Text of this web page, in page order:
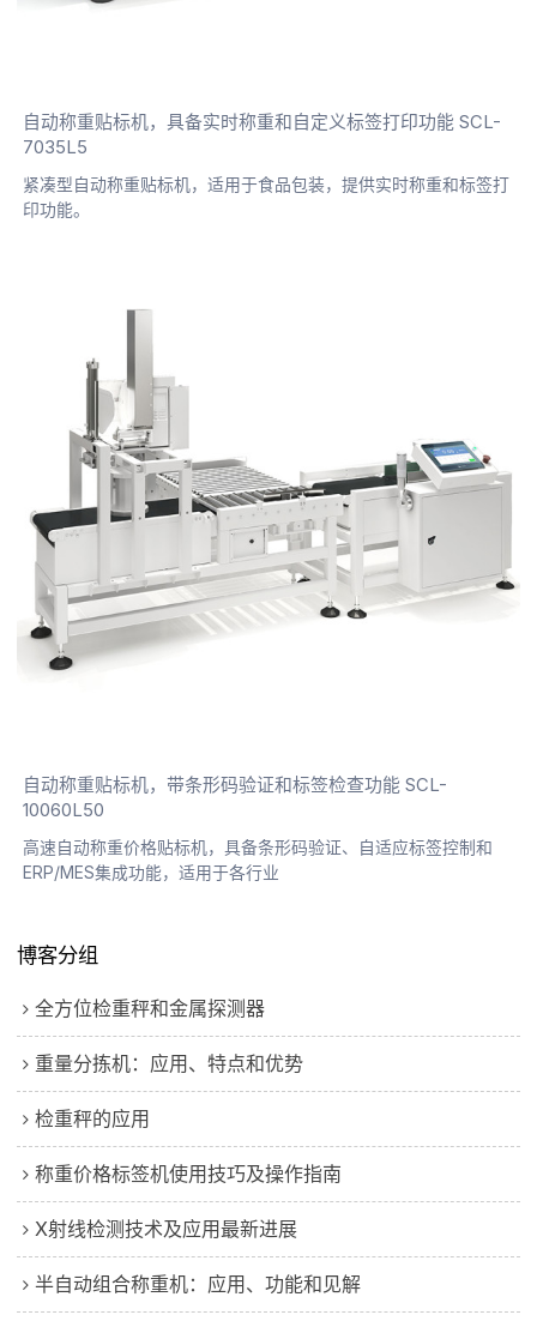
自动称重贴标机，具备实时称重和自定义标签打印功能 SCL-
7035L5
紧凑型自动称重贴标机，适用于食品包装，提供实时称重和标签打
印功能。
自动称重贴标机，带条形码验证和标签检查功能 SCL-
10060L50
高速自动称重价格贴标机，具备条形码验证、自适应标签控制和
ERP/MES集成功能，适用于各行业
博客分组
全方位检重秤和金属探测器
重量分拣机：应用、特点和优势
检重秤的应用
称重价格标签机使用技巧及操作指南
X射线检测技术及应用最新进展
半自动组合称重机：应用、功能和见解